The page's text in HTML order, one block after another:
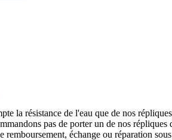
la résistance de l'eau que de nos
pas de porter un de nos
remboursement, échange ou réparation